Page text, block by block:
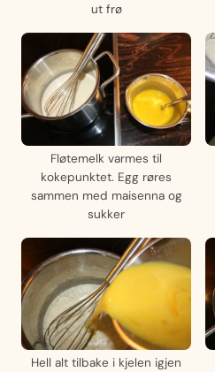
ut frø
Fløtemelk varmes til
kokepunktet. Egg røres
sammen med maisenna og
sukker
Hell alt tilbake i kjelen igjen